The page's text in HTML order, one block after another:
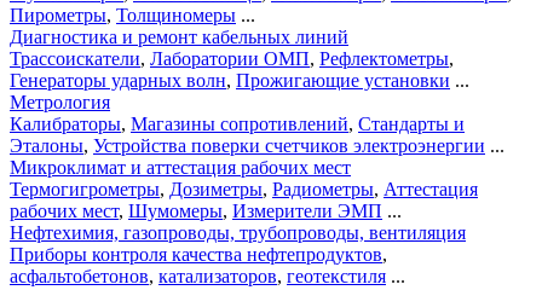
Пирометры, Толщиномеры ...
Диагностика и ремонт кабельных линий
Трассоискатели, Лаборатории ОМП, Рефлектометры,
Генераторы ударных волн, Прожигающие установки ...
Метрология
Калибраторы, Магазины сопротивлений, Стандарты и
Эталоны, Устройства поверки счетчиков электроэнергии ...
Микроклимат и аттестация рабочих мест
Термогигрометры, Дозиметры, Радиометры, Аттестация
рабочих мест, Шумомеры, Измерители ЭМП ...
Нефтехимия, газопроводы, трубопроводы, вентиляция
Приборы контроля качества нефтепродуктов,
асфальтобетонов, катализаторов, геотекстиля ...